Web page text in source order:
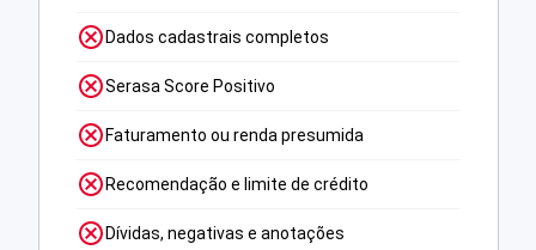
Dados cadastrais completos
Serasa Score Positivo
Faturamento ou renda presumida
Recomendação e limite de crédito
Dívidas, negativas e anotações